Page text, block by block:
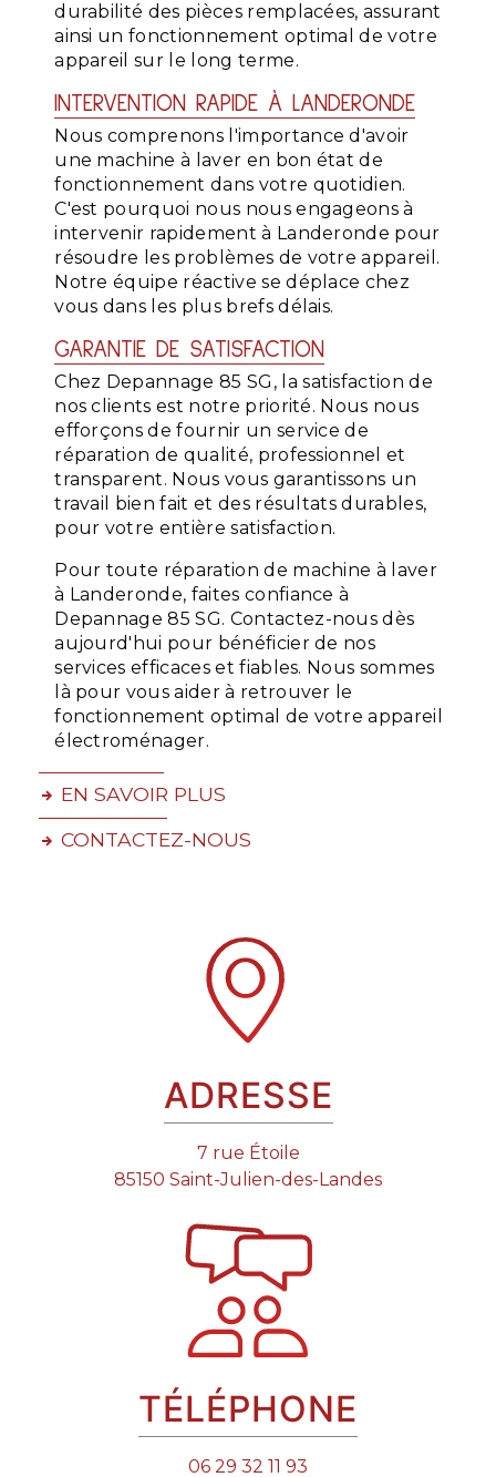
durabilité des pièces remplacées, assurant
ainsi un fonctionnement optimal de votre
appareil sur le long terme.
INTERVENTION RAPIDE À LANDERONDE
Nous comprenons l'importance d'avoir
une machine à laver en bon état de
fonctionnement dans votre quotidien.
C'est pourquoi nous nous engageons à
intervenir rapidement à Landeronde pour
résoudre les problèmes de votre appareil.
Notre équipe réactive se déplace chez
vous dans les plus brefs délais.
GARANTIE DE SATISFACTION
Chez Depannage 85 SG, la satisfaction de
nos clients est notre priorité. Nous nous
efforçons de fournir un service de
réparation de qualité, professionnel et
transparent. Nous vous garantissons un
travail bien fait et des résultats durables,
pour votre entière satisfaction.
Pour toute réparation de machine à laver
à Landeronde, faites confiance à
Depannage 85 SG. Contactez-nous dès
aujourd'hui pour bénéficier de nos
services efficaces et fiables. Nous sommes
là pour vous aider à retrouver le
fonctionnement optimal de votre appareil
électroménager.
EN SAVOIR PLUS
CONTACTEZ-NOUS
ADRESSE
7 rue Étoile
85150 Saint-Julien-des-Landes
TÉLÉPHONE
06 29 32 11 93